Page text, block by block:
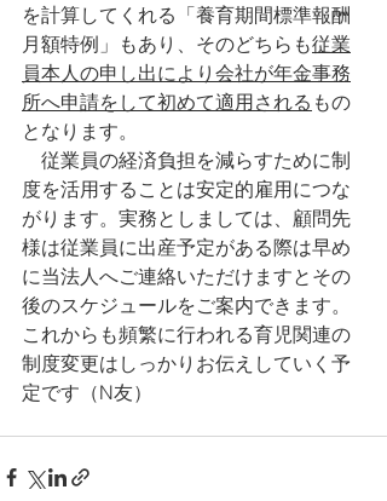
を計算してくれる「養育期間標準報酬
月額特例」もあり、そのどちらも従業
員本人の申し出により会社が年金事務
所へ申請をして初めて適用される もの
となります。
従業員の経済負担を減らすために制
度を活用することは安定的雇用につな
がります。実務としましては、顧問先
様は従業員に出産予定がある際は早め
に当法人へご連絡いただけますとその
後のスケジュールをご案内できます。
これからも頻繁に行われる育児関連の
制度変更はしっかりお伝えしていく予
定です（N友）